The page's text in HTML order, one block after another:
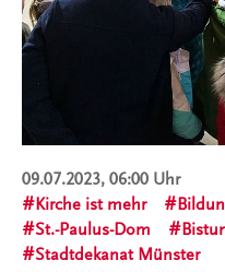
09.07.2023, 06:00 Uhr
Kirche ist mehr
St.-Paulus-Dom
Stadtdekanat Münster